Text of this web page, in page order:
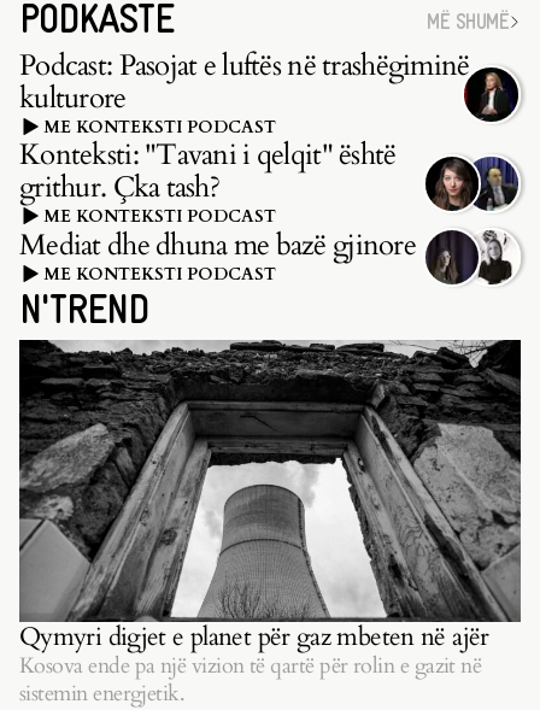
PODKASTE MË SHUMË
Podcast: Pasojat e luftës në trashëgiminë
kulturore
ME KONTEKSTI PODCAST
Konteksti: "Tavani i qelqit" është
grithur. Çka tash?
ME KONTEKSTI PODCAST
Mediat dhe dhuna me bazë gjinore
ME KONTEKSTI PODCAST
N'TREND
Qymyri digjet e planet për gaz mbeten në ajër
Kosova ende pa një vizion të qartë për rolin e gazit në
sistemin energjetik.